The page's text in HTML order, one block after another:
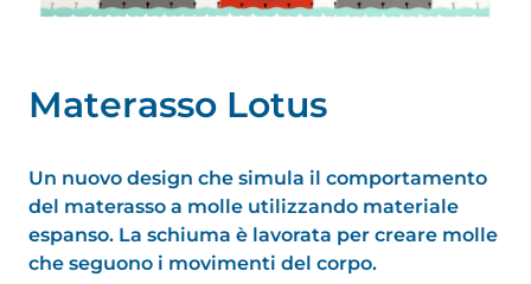
Materasso Lotus
Un nuovo design che simula il comportamento
del materasso a molle utilizzando materiale
espanso. La schiuma è lavorata per creare molle
che seguono i movimenti del corpo.